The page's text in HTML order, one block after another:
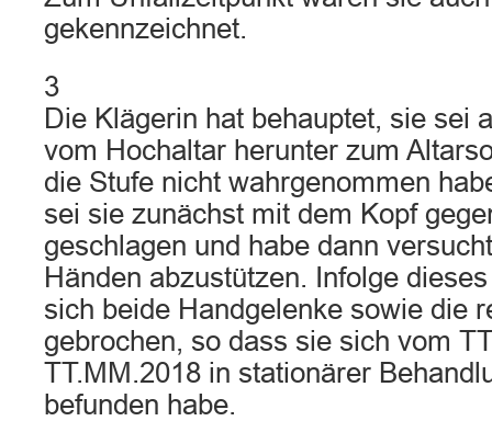
gekennzeichnet.
3
Die Klägerin hat behauptet, sie sei
vom Hochaltar herunter zum
die Stufe nicht wahrgenommen
sei sie zunächst mit dem Kopf
geschlagen und habe dann
Händen abzustützen. Infolge
sich beide Handgelenke sowie die
gebrochen, so dass sie sich vom
TT.MM.2018 in stationärer
befunden habe.